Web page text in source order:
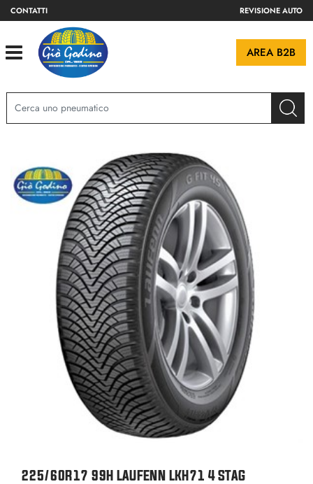
CONTATTI REVISIONE AUTO
Open AREA B2B
225/60R17 99H LAUFENN LKH71 4 STAG